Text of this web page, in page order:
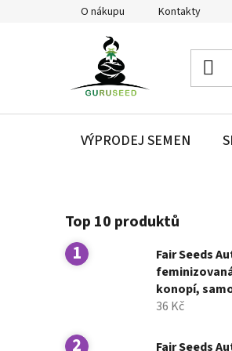
O nákupu Kontakty
VÝPRODEJ SEMEN
o
s
t
n
Top 10 produktů
Fair Seeds
konopí,
36 Kč
Fair Seeds